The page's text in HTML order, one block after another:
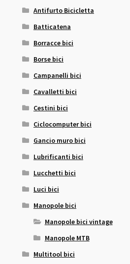
Antifurto Bicicletta
Batticatena
Borracce bici
Borse bici
Campanelli bici
Cavalletti bici
Cestini bici
Ciclocomputer bici
Gancio muro bici
Lubrificanti bici
Lucchetti bici
Luci bici
Manopole bici
Manopole bici vintage
Manopole MTB
Multitool bici